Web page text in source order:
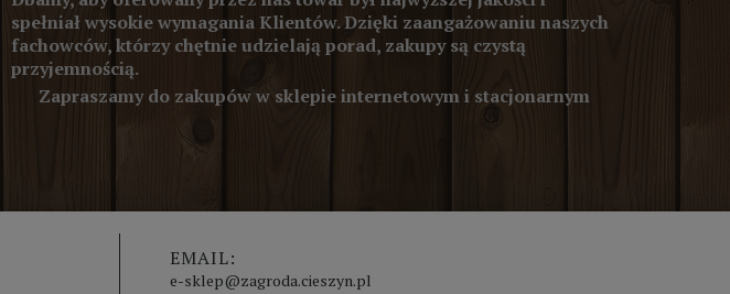
spełniał wysokie wymagania Klientów. Dzięki zaangażowaniu naszych
fachowców, którzy chętnie udzielają porad, zakupy są czystą
przyjemnością.
Zapraszamy do zakupów w sklepie internetowym i stacjonarnym
EMAIL:
e-sklep@zagroda.cieszyn.pl